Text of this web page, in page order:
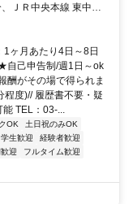
ＪＲ中央本線 東中野
歩約10分
ヶ月あたり4日～8日
自己申告制/週1日～ok
酬がその場で得られま
度)// 履歴書不要・疑
TEL：03-...
OK
土日祝のみOK
学生歓迎
経験者歓迎
迎
フルタイム歓迎